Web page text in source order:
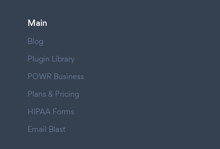
Main
Blog
Plugin Library
POWR Business
Plans & Pricing
HIPAA Forms
Email Blast